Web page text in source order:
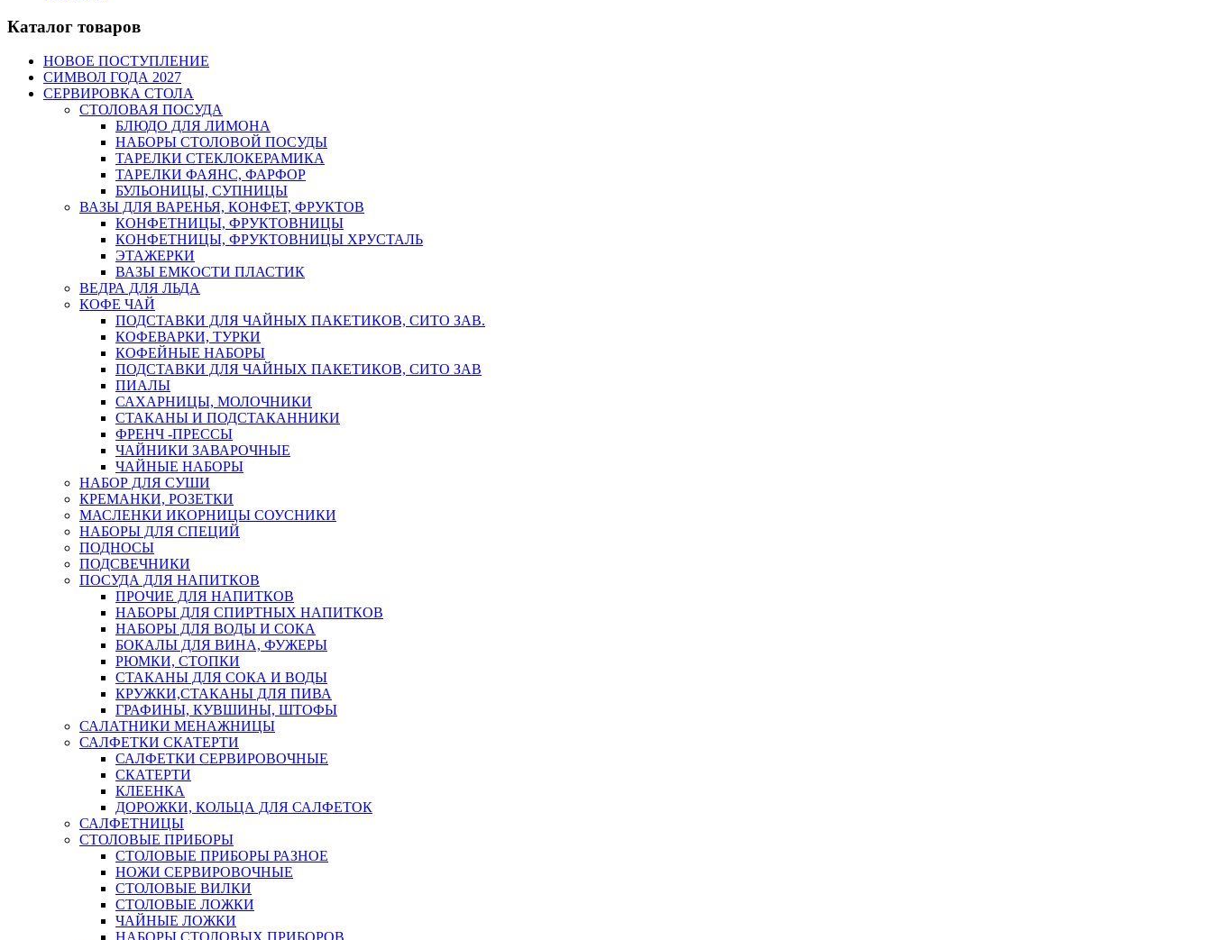
Каталог товаров
НОВОЕ ПОСТУПЛЕНИЕ
СИМВОЛ ГОДА 2027
СЕРВИРОВКА СТОЛА
СТОЛОВАЯ ПОСУДА
БЛЮДО ДЛЯ ЛИМОНА
НАБОРЫ СТОЛОВОЙ ПОСУДЫ
ТАРЕЛКИ СТЕКЛОКЕРАМИКА
ТАРЕЛКИ ФАЯНС, ФАРФОР
БУЛЬОНИЦЫ, СУПНИЦЫ
ВАЗЫ ДЛЯ ВАРЕНЬЯ, КОНФЕТ, ФРУКТОВ
КОНФЕТНИЦЫ, ФРУКТОВНИЦЫ
КОНФЕТНИЦЫ, ФРУКТОВНИЦЫ ХРУСТАЛЬ
ЭТАЖЕРКИ
ВАЗЫ ЕМКОСТИ ПЛАСТИК
ВЕДРА ДЛЯ ЛЬДА
КОФЕ ЧАЙ
ПОДСТАВКИ ДЛЯ ЧАЙНЫХ ПАКЕТИКОВ, СИТО ЗАВ.
КОФЕВАРКИ, ТУРКИ
КОФЕЙНЫЕ НАБОРЫ
ПОДСТАВКИ ДЛЯ ЧАЙНЫХ ПАКЕТИКОВ, СИТО ЗАВ
ПИАЛЫ
САХАРНИЦЫ, МОЛОЧНИКИ
СТАКАНЫ И ПОДСТАКАННИКИ
ФРЕНЧ -ПРЕССЫ
ЧАЙНИКИ ЗАВАРОЧНЫЕ
ЧАЙНЫЕ НАБОРЫ
НАБОР ДЛЯ СУШИ
КРЕМАНКИ, РОЗЕТКИ
МАСЛЕНКИ ИКОРНИЦЫ СОУСНИКИ
НАБОРЫ ДЛЯ СПЕЦИЙ
ПОДНОСЫ
ПОДСВЕЧНИКИ
ПОСУДА ДЛЯ НАПИТКОВ
ПРОЧИЕ ДЛЯ НАПИТКОВ
НАБОРЫ ДЛЯ СПИРТНЫХ НАПИТКОВ
НАБОРЫ ДЛЯ ВОДЫ И СОКА
БОКАЛЫ ДЛЯ ВИНА, ФУЖЕРЫ
РЮМКИ, СТОПКИ
СТАКАНЫ ДЛЯ СОКА И ВОДЫ
КРУЖКИ,СТАКАНЫ ДЛЯ ПИВА
ГРАФИНЫ, КУВШИНЫ, ШТОФЫ
САЛАТНИКИ МЕНАЖНИЦЫ
САЛФЕТКИ СКАТЕРТИ
САЛФЕТКИ СЕРВИРОВОЧНЫЕ
СКАТЕРТИ
КЛЕЕНКА
ДОРОЖКИ, КОЛЬЦА ДЛЯ САЛФЕТОК
САЛФЕТНИЦЫ
СТОЛОВЫЕ ПРИБОРЫ
СТОЛОВЫЕ ПРИБОРЫ РАЗНОЕ
НОЖИ СЕРВИРОВОЧНЫЕ
СТОЛОВЫЕ ВИЛКИ
СТОЛОВЫЕ ЛОЖКИ
ЧАЙНЫЕ ЛОЖКИ